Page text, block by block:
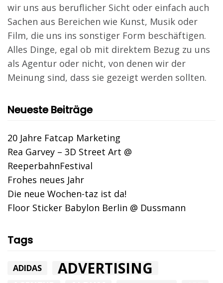
wir uns aus beruflicher Sicht oder einfach auch
Sachen aus Bereichen wie Kunst, Musik oder
Film, die uns ins sonstiger Form beschäftigen.
Alles Dinge, egal ob mit direktem Bezug zu uns
als Agentur oder nicht, von denen wir der
Meinung sind, dass sie gezeigt werden sollten.
Neueste Beiträge
20 Jahre Fatcap Marketing
Rea Garvey – 3D Street Art @
ReeperbahnFestival
Frohes neues Jahr
Die neue Wochen-taz ist da!
Floor Sticker Babylon Berlin @ Dussmann
Tags
ADIDAS ADVERTISING